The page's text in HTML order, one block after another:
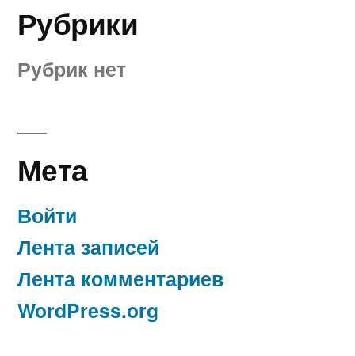
Рубрики
Рубрик нет
Мета
Войти
Лента записей
Лента комментариев
WordPress.org